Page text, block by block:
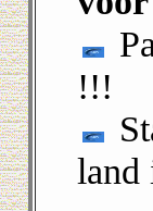
!!!
land